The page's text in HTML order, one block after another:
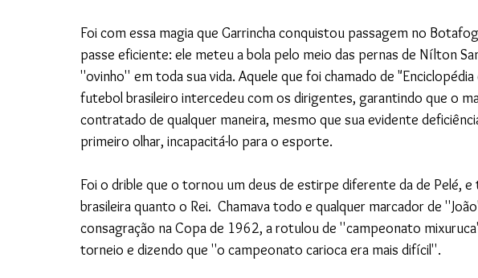
Foi com essa magia que Garrincha conquistou passagem no
passe eficiente: ele meteu a bola pelo meio das pernas de Nílton
''ovinho'' em toda sua vida. Aquele que foi chamado de
futebol brasileiro intercedeu com os dirigentes, garantindo que o
contratado de qualquer maneira, mesmo que sua evidente
primeiro olhar, incapacitá-lo para o esporte.
Foi o drible que o tornou um deus de estirpe diferente da de Pelé,
brasileira quanto o Rei.  Chamava todo e qualquer marcador de
consagração na Copa de 1962, a rotulou de ''campeonato
torneio e dizendo que ''o campeonato carioca era mais difícil''.